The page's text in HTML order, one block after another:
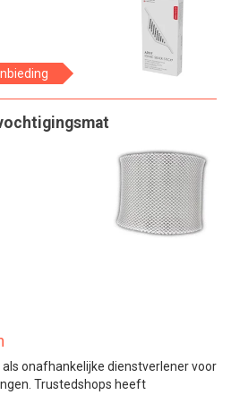
onafhankelijke dienstverlener voor
Trustedshops heeft